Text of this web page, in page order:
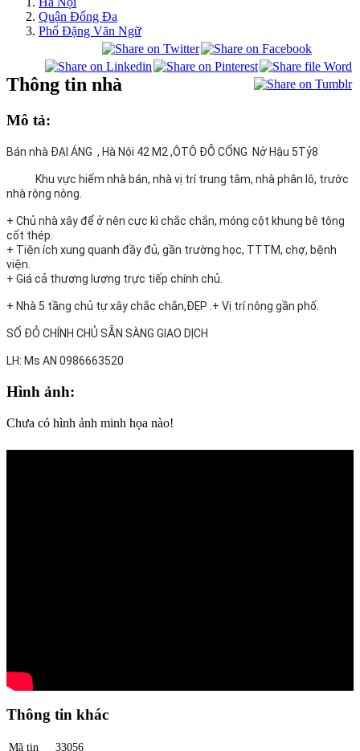
Quận Đống Đa
Phố Đặng Văn Ngữ
Thông tin nhà
Mô tả:
Bán nhà ĐẠI ÁNG , Hà Nội 42 M2 ,ÔTÔ ĐỖ CỔNG Nở Hậu 5Tỷ8
Khu vực hiếm nhà bán, nhà vị trí trung tâm, nhà phân lô, trước
nhà rộng nông.
+ Chủ nhà xây để ở nên cực kì chắc chắn, móng cột khung bê tông
cốt thép.
+ Tiện ích xung quanh đầy đủ, gần trường học, TTTM, chợ, bệnh
viện.
+ Giá cả thương lượng trực tiếp chính chủ.
+ Nhà 5 tầng chủ tự xây chắc chắn,ĐẸP .+ Vị trí nông gần phố.
SỔ ĐỎ CHÍNH CHỦ SẴN SÀNG GIAO DỊCH
LH: Ms AN 0986663520
Hình ảnh:
Chưa có hình ảnh minh họa nào!
Thông tin khác
Mã tin
33056